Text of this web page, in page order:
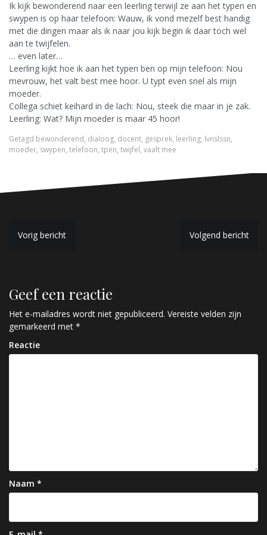
Ik kijk bewonderend naar een leerling terwijl ze aan het typen en
swypen is op haar telefoon: Wauw, ik vond mezelf best handig
met die dingen maar als ik naar jou kijk begin ik daar toch wel
aan te twijfelen.
… even later…
Leerling kijkt hoe ik aan het typen ben op mijn telefoon: Nou
mevrouw, het valt best mee hoor. U typt even snel als mijn
moeder.
Collega schiet keihard in de lach: Nou, steek die maar in je zak.
Leerling: Wat? Mijn moeder is maar 45 hoor!
Getagd bewonderend, dialoog, docent, gesprek, leerling, lvnslssn,
moeder, swypen, telefoon, tpen, twijfel, vaalt mee
B
i
c
h
t
a
t
i
Vorig bericht Volgend bericht
Geef een reactie
Het e-mailadres wordt niet gepubliceerd. Vereiste velden zijn
gemarkeerd met *
Reactie
Naam *